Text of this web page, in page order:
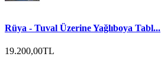
Rüya - Tuval Üzerine Yağlıboya Tabl...
19.200,00TL